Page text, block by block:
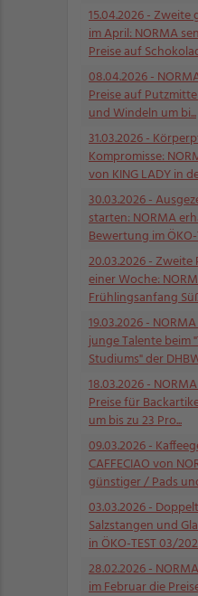
15.04.2026- Zweite
im April: NORMA
Preise auf
08.04.2026-
Preise auf
und Windeln um bi...
31.03.2026-
Kompromisse:
von KING LADY in
30.03.2026-
starten: NORMA
Bewertung im ÖKO-
20.03.2026- Zweite
einer Woche:
Frühlingsanfang
19.03.2026-
junge Talente beim
Studiums" der
18.03.2026-
Preise für
um bis zu 23 Pro...
09.03.2026-
CAFFECIAO von
günstiger / Pads
03.03.2026-
Salzstangen und
in ÖKO-TEST 03/
28.02.2026-
im Februar die